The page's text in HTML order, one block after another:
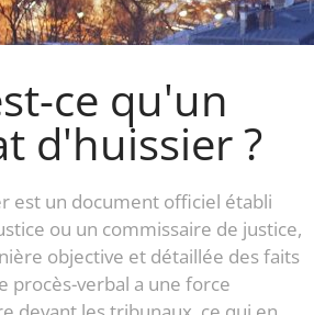
ce qu'un
d'huissier ?
est un document officiel établi
ou un commissaire de justice,
objective et détaillée des faits
procès-verbal a une force